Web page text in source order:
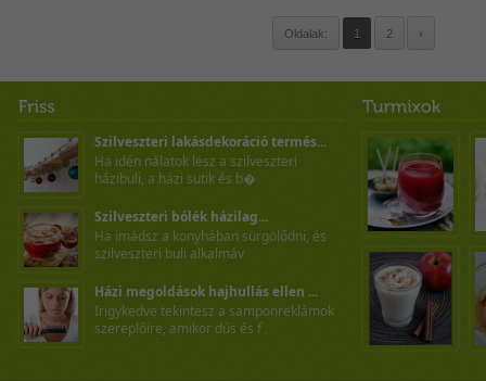
Oldalak: 1 2 ›
Szilveszteri lakásdekoráció termés...
Ha idén nálatok lesz a szilveszteri
házibuli, a házi sütik és b�
Szilveszteri bólék házilag...
Ha imádsz a konyhában sürgölődni, és
szilveszteri buli alkalmáv
Házi megoldások hajhullás ellen ...
Irigykedve tekintesz a samponreklámok
szereplőire, amikor dús és f